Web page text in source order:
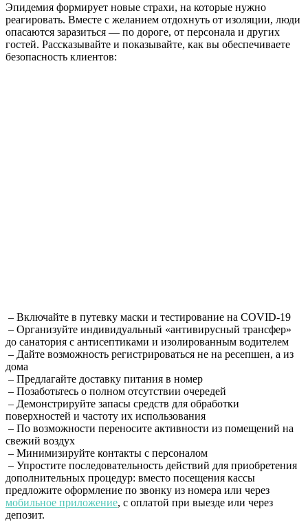
Эпидемия формирует новые страхи, на которые нужно
реагировать. Вместе с желанием отдохнуть от изоляции, люди
опасаются заразиться — по дороге, от персонала и других
гостей. Рассказывайте и показывайте, как вы обеспечиваете
безопасность клиентов:
– Включайте в путевку маски и тестирование на COVID-19
– Организуйте индивидуальный «антивирусный трансфер»
до санатория с антисептиками и изолированным водителем
– Дайте возможность регистрироваться не на ресепшен, а из
дома
– Предлагайте доставку питания в номер
– Позаботьтесь о полном отсутствии очередей
– Демонстрируйте запасы средств для обработки
поверхностей и частоту их использования
– По возможности переносите активности из помещений на
свежий воздух
– Минимизируйте контакты с персоналом
– Упростите последовательность действий для приобретения
дополнительных процедур: вместо посещения кассы
предложите оформление по звонку из номера или через
мобильное приложение, с оплатой при выезде или через
депозит.